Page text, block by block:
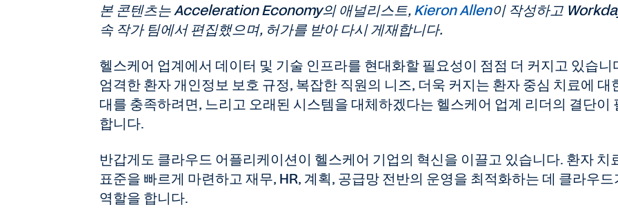
본 콘텐츠는 Acceleration Economy의 애널리스트,Kieron Allen이 작성하고
속 작가 팀에서 편집했으며, 허가를 받아 다시 게재합니다.
헬스케어 업계에서 데이터 및 기술 인프라를 현대화할 필요성이 점점 더 커지고 있습니
엄격한 환자 개인정보 보호 규정, 복잡한 직원의 니즈, 더욱 커지는 환자 중심 치료에 대
대를 충족하려면, 느리고 오래된 시스템을 대체하겠다는 헬스케어 업계 리더의 결단이
합니다.
반갑게도 클라우드 어플리케이션이 헬스케어 기업의 혁신을 이끌고 있습니다. 환자 치
표준을 빠르게 마련하고 재무, HR, 계획, 공급망 전반의 운영을 최적화하는 데 클라우드
역할을 합니다.